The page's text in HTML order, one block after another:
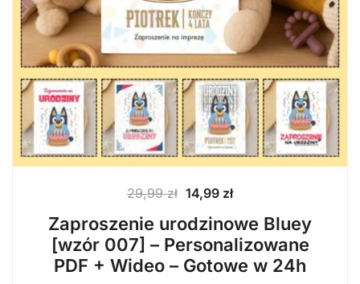
29,99zł Pierwotna
cena
wynosiła:
29,99 zł.
14,99 złAktualna
wynosi:
14,99 zł.
Zaproszenie urodzinowe Bluey
[wzór 007] – Personalizowane
PDF + Wideo – Gotowe w 24h